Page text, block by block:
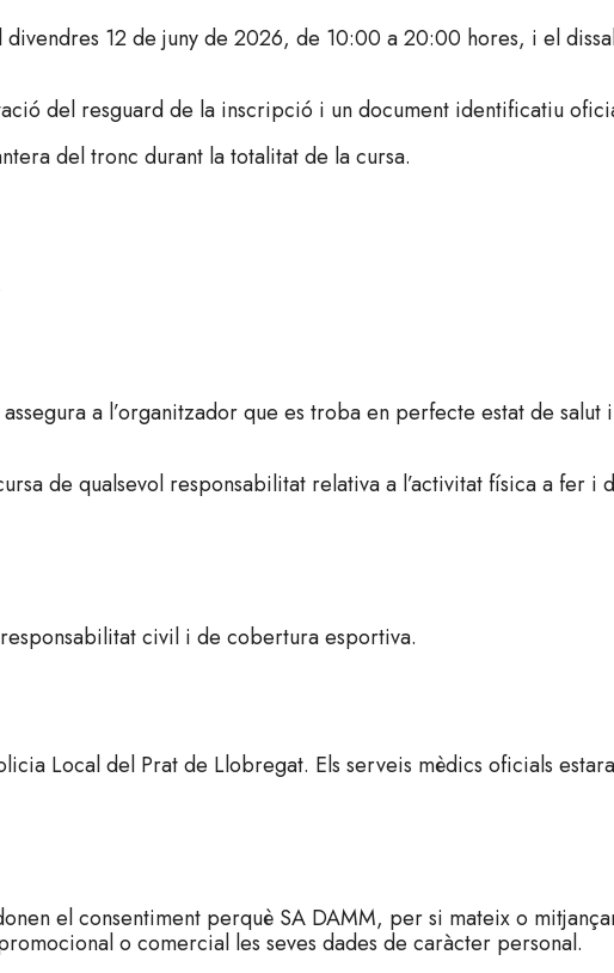
12 de juny de 2026, de 10:00 a 20:00 hores, i el
del resguard de la inscripció i un document identificatiu
del tronc durant la totalitat de la cursa.
a l’organitzador que es troba en perfecte estat de
de qualsevol responsabilitat relativa a l’activitat física a fer
responsabilitat civil i de cobertura esportiva.
Local del Prat de Llobregat. Els serveis mèdics oficials
el consentiment perquè SA DAMM, per si mateix o
o comercial les seves dades de caràcter personal.